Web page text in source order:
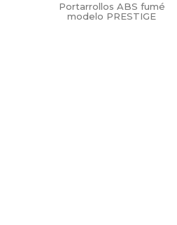
Portarrollos ABS fumé
modelo PRESTIGE